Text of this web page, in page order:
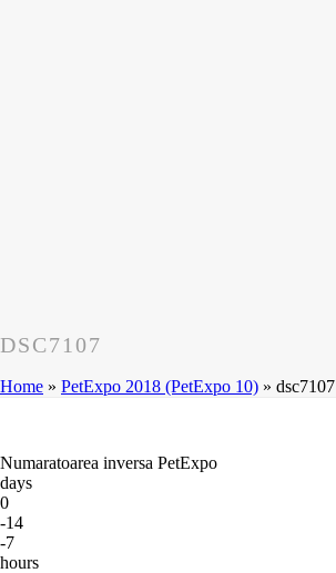
DSC7107
Home » PetExpo 2018 (PetExpo 10) » dsc7107
Numaratoarea inversa PetExpo
days
0
-14
-7
hours